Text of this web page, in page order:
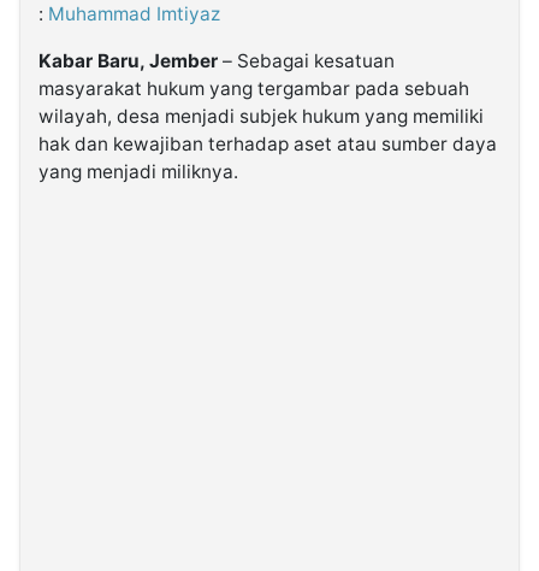
: Muhammad Imtiyaz
Kabar Baru, Jember – Sebagai kesatuan
masyarakat hukum yang tergambar pada sebuah
wilayah, desa menjadi subjek hukum yang memiliki
hak dan kewajiban terhadap aset atau sumber daya
yang menjadi miliknya.